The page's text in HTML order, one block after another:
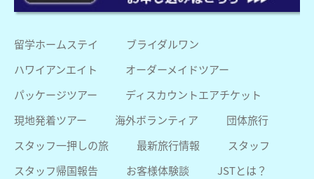
留学ホームステイ
ブライダルワン
ハワイアンエイト
オーダーメイドツアー
パッケージツアー
ディスカウントエアチケット
現地発着ツアー
海外ボランティア
団体旅行
スタッフ一押しの旅
最新旅行情報
スタッフ
スタッフ帰国報告
お客様体験談
JSTとは？